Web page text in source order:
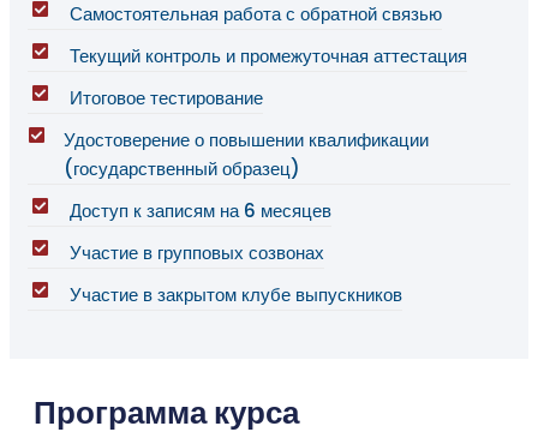
Самостоятельная работа с обратной связью
Текущий контроль и промежуточная аттестация
Итоговое тестирование
Удостоверение о повышении квалификации
(государственный образец)
Доступ к записям на 6 месяцев
Участие в групповых созвонах
Участие в закрытом клубе выпускников
Программа курса